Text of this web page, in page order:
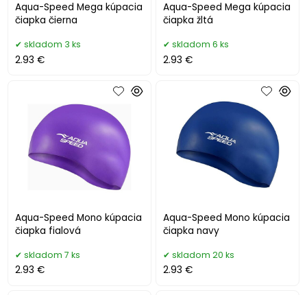
Aqua-Speed Mega kúpacia
čiapka čierna
skladom 3 ks
2.93 €
Aqua-Speed Mega kúpacia
čiapka žltá
skladom 6 ks
2.93 €
Aqua-Speed Mono kúpacia
čiapka fialová
skladom 7 ks
2.93 €
Aqua-Speed Mono kúpacia
čiapka navy
skladom 20 ks
2.93 €